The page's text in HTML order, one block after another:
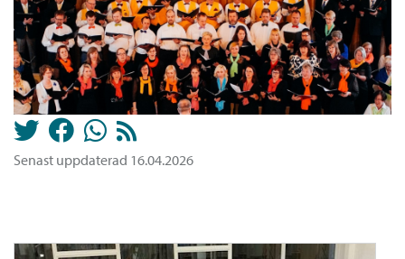
Senast uppdaterad 16.04.2026